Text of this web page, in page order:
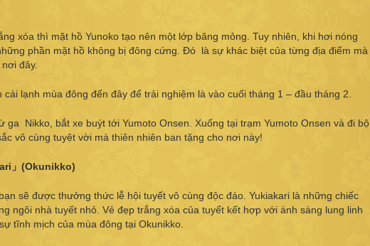
xóa thì mặt hồ Yunoko tạo nên một lớp băng mỏng. Tuy nhiên, khi hơi nóng
phần mặt hồ không bị đông cứng. Đó là sự khác biệt của từng địa điểm mà
đây.
lạnh mùa đông đến đây để trải nghiệm là vào cuối tháng 1 – đầu tháng 2.
Nikko, bắt xe buýt tới Yumoto Onsen. Xuống tại trạm Yumoto Onsen và đi bộ
vô cùng tuyệt vời mà thiên nhiên ban tặng cho nơi này!
」(Okunikko)
sẽ được thưởng thức lễ hội tuyết vô cùng độc đáo. Yukiakari là những chiếc
ngôi nhà tuyết nhỏ. Vẻ đẹp trắng xóa của tuyết kết hợp với ánh sáng lung linh
tĩnh mịch của mùa đông tại Okunikko.